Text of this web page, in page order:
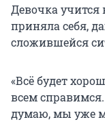
Девочка учится
приняла себя,
сложившейся
«Всё будет
всем
думаю, мы уже